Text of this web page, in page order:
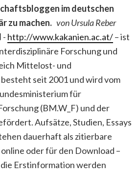
im deutschen
zu machen. von Ursula Reber
- http://www.kakanien.ac.at/– ist
Forschung und
Mittelost- und
seit 2001 und wird vom
für
(BM.W_F) und der
Aufsätze, Studien, Essays
dauerhaft als zitierbare
oder für den Download –
Erstinformation werden